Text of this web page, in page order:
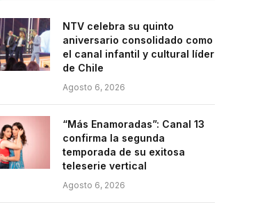
NTV celebra su quinto
aniversario consolidado como
el canal infantil y cultural líder
de Chile
Agosto 6, 2026
“Más Enamoradas”: Canal 13
confirma la segunda
temporada de su exitosa
teleserie vertical
Agosto 6, 2026